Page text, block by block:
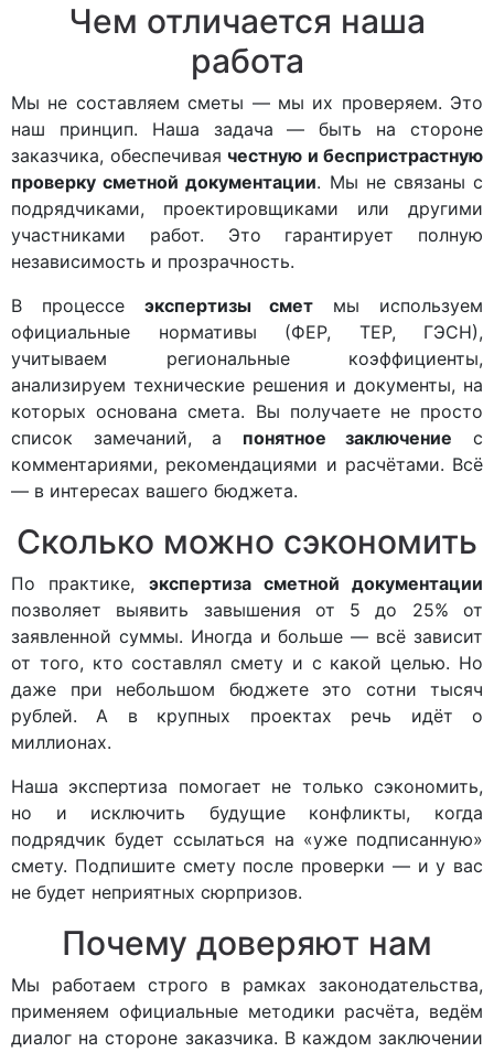
Чем отличается наша
работа
Мы не составляем сметы — мы их проверяем. Это
наш принцип. Наша задача — быть на стороне
заказчика, обеспечивая честную и беспристрастную
проверку сметной документации. Мы не связаны с
подрядчиками, проектировщиками или другими
участниками работ. Это гарантирует полную
независимость и прозрачность.
В процессе экспертизы смет мы используем
официальные нормативы (ФЕР, ТЕР, ГЭСН),
учитываем региональные коэффициенты,
анализируем технические решения и документы, на
которых основана смета. Вы получаете не просто
список замечаний, а понятное заключение с
комментариями, рекомендациями и расчётами. Всё
— в интересах вашего бюджета.
Сколько можно сэкономить
По практике, экспертиза сметной документации
позволяет выявить завышения от 5 до 25% от
заявленной суммы. Иногда и больше — всё зависит
от того, кто составлял смету и с какой целью. Но
даже при небольшом бюджете это сотни тысяч
рублей. А в крупных проектах речь идёт о
миллионах.
Наша экспертиза помогает не только сэкономить,
но и исключить будущие конфликты, когда
подрядчик будет ссылаться на «уже подписанную»
смету. Подпишите смету после проверки — и у вас
не будет неприятных сюрпризов.
Почему доверяют нам
Мы работаем строго в рамках законодательства,
применяем официальные методики расчёта, ведём
диалог на стороне заказчика. В каждом заключении